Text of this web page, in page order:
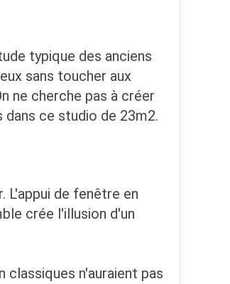
typique des anciens
sans toucher aux
ne cherche pas à créer
ce studio de 23m2.
L'appui de fenêtre en
crée l'illusion d'un
n'auraient pas